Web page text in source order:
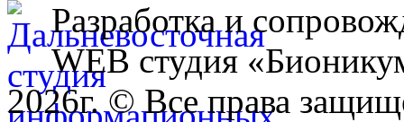
Разработка и
WEB студия
2026г. © Все права